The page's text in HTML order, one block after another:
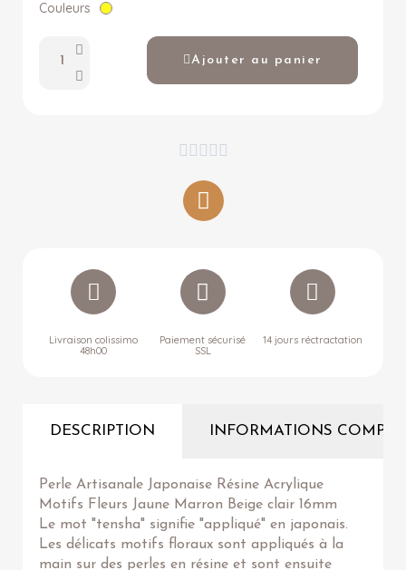
Couleurs
Ajouter au panier
    
Livraison colissimo
48h00
Paiement sécurisé
SSL
14 jours réctractation
DESCRIPTION INFORMATIONS
Perle Artisanale Japonaise Résine Acrylique
Motifs Fleurs Jaune Marron Beige clair 16mm
Le mot "tensha" signifie "appliqué" en japonais.
Les délicats motifs floraux sont appliqués à la
main sur des perles en résine et sont ensuite